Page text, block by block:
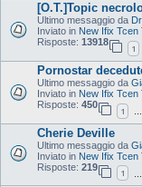
[O.T.]Topic
Ultimo messaggio da
Inviato in New Ifix Tcen
Risposte: 13918
1
Pornostar
Ultimo messaggio da
Inviato in New Ifix Tcen
Risposte: 450
1 …
Cherie Deville
Ultimo messaggio da
Inviato in New Ifix Tcen
Risposte: 219
1